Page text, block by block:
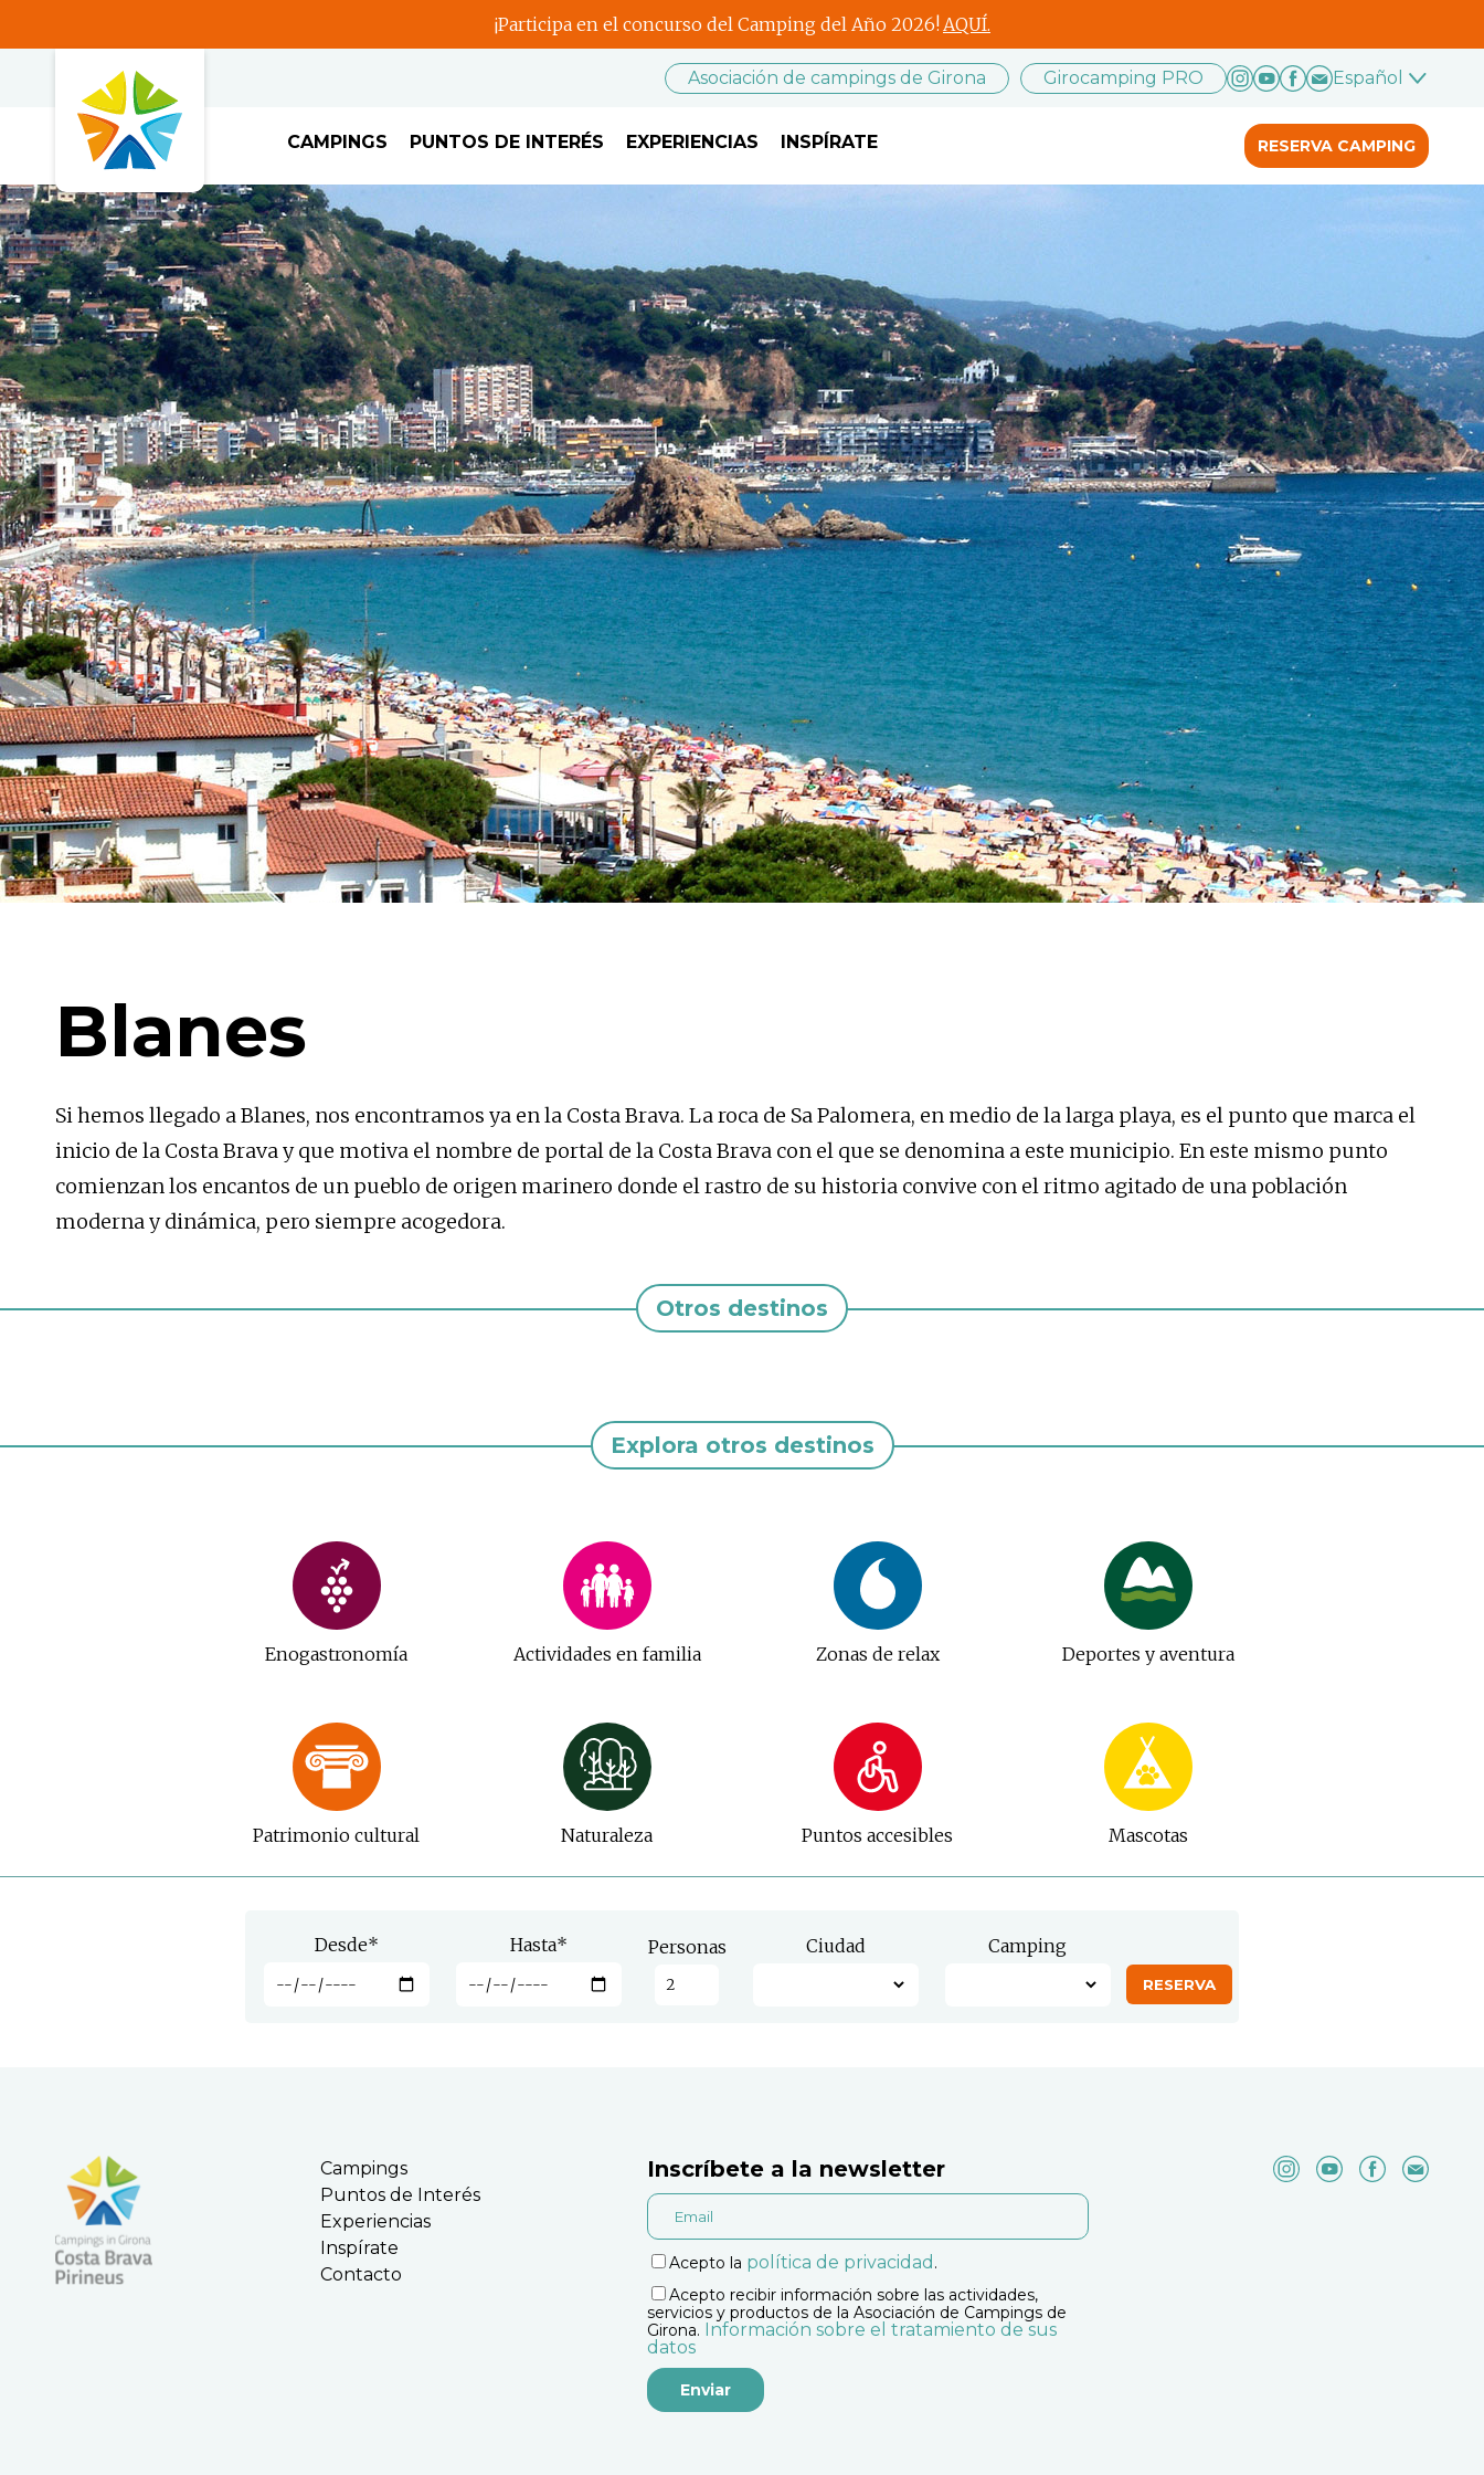
¡Participa en el concurso del Camping del Año 2026!AQUÍ.
Asociación de campings de Girona Girocamping PRO Español
CAMPINGS PUNTOS DE INTERÉS EXPERIENCIAS INSPÍRATE RESERVA CAMPING
Blanes
Si hemos llegado a Blanes, nos encontramos ya en la Costa Brava. La roca de Sa Palomera, en medio de la larga playa, es el punto que marca el
inicio de la Costa Brava y que motiva el nombre de portal de la Costa Brava con el que se denomina a este municipio. En este mismo punto
comienzan los encantos de un pueblo de origen marinero donde el rastro de su historia convive con el ritmo agitado de una población
moderna y dinámica, pero siempre acogedora.
Otros destinos
Explora otros destinos
Enogastronomía Actividades en familia Zonas de relax Deportes y aventura
Patrimonio cultural Naturaleza Puntos accesibles Mascotas
Desde* Hasta* Personas Ciudad Camping
Campings
Puntos de Interés
Experiencias
Inspírate
Contacto
Inscríbete a la newsletter
Acepto la política de privacidad .
Acepto recibir información sobre las actividades,
servicios y productos de la Asociación de Campings de
Girona. Información sobre el tratamiento de sus
datos